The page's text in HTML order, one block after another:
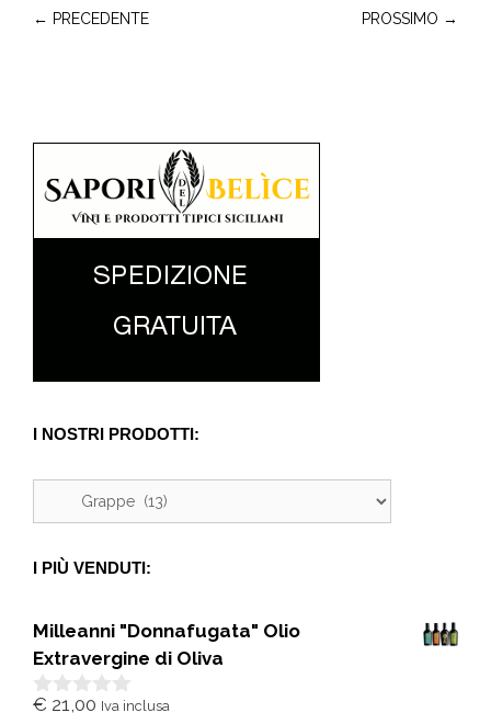
← PRECEDENTE PROSSIMO →
I NOSTRI PRODOTTI:
I PIÙ VENDUTI:
Milleanni "Donnafugata" Olio
Extravergine di Oliva
0
€ 21,00 Iva inclusa